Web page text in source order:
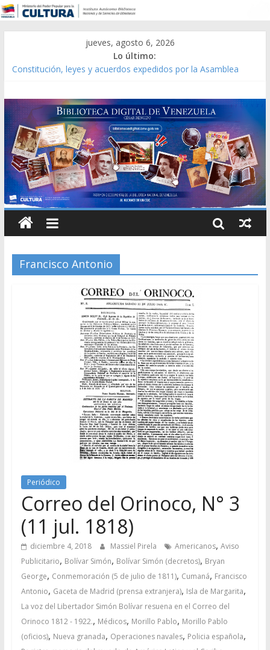
jueves, agosto 6, 2026
Lo último:
Constitución, leyes y acuerdos expedidos por la Asamblea
Modesta Bor Sánchez [material gráfico]
Gaceta Oficial de la República de Venezuela año CXXXIII Mes V,
Caracas 09 de marzo de 2006 N° 38.394
Catálogo temático de obras de Modesta Bor
Francisco Antonio
Periódico
Correo del Orinoco, N° 3
(11 jul. 1818)
diciembre 4, 2018 Massiel Pirela Americanos, Aviso
Publicitario, Bolívar Simón, Bolívar Simón (decretos), Bryan
George, Conmemoración (5 de julio de 1811), Cumaná, Francisco
Antonio, Gaceta de Madrid (prensa extranjera), Isla de Margarita,
La voz del Libertador Simón Bolívar resuena en el Correo del
Orinoco 1812 - 1922., Médicos, Morillo Pablo, Morillo Pablo
(oficios), Nueva granada, Operaciones navales, Policia española,